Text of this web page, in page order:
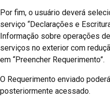
Por fim, o usuário deverá
serviço “Declarações e
Informação sobre operações
serviços no exterior com
em “Preencher Requerimento”.
O Requerimento enviado
posteriormente acessado.